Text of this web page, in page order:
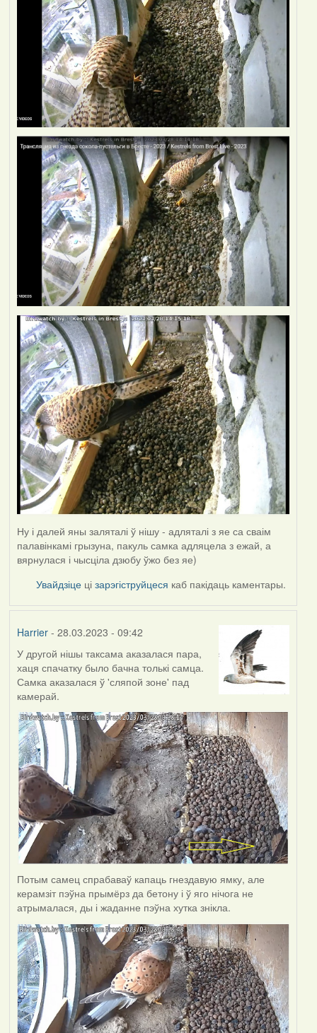
Ну і далей яны заляталі ў нішу - адляталі з яе са сваім
палавінкамі грызуна, пакуль самка адляцела з ежай, а
вярнулася і чысціла дзюбу ўжо без яе)
Увайдзіце цізарэгіструйцеся каб пакідаць каментары.
Harrier- 28.03.2023 - 09:42
У другой нішы таксама аказалася пара,
хаця спачатку было бачна толькі самца.
Самка аказалася ў 'сляпой зоне' пад
камерай.
Потым самец спрабаваў капаць гнездавую ямку, але
керамзіт пэўна прымёрз да бетону і ў яго нічога не
атрымалася, ды і жаданне пэўна хутка знікла.